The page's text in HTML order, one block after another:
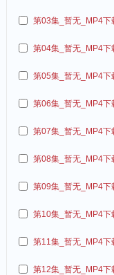
第03集_暂无_MP4下
第04集_暂无_MP4下
第05集_暂无_MP4下
第06集_暂无_MP4下
第07集_暂无_MP4下
第08集_暂无_MP4下
第09集_暂无_MP4下
第10集_暂无_MP4下
第11集_暂无_MP4下
第12集_暂无_MP4下